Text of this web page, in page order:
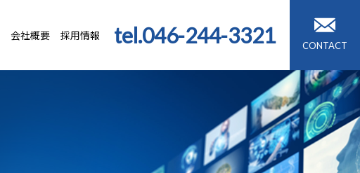
会社概要 採用情報 tel.046-244-3321 CONTACT